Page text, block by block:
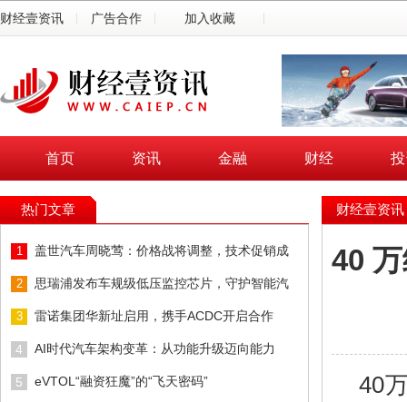
财经壹资讯 广告合作 加入收藏
首页 资讯 金融 财经
财经壹资讯
40
40
热门文章
1 盖世汽车周晓莺：价格战将调整，技术促销成
2 思瑞浦发布车规级低压监控芯片，守护智能汽
3 雷诺集团华新址启用，携手ACDC开启合作
4 AI时代汽车架构变革：从功能升级迈向能力
5 eVTOL“融资狂魔”的“飞天密码”